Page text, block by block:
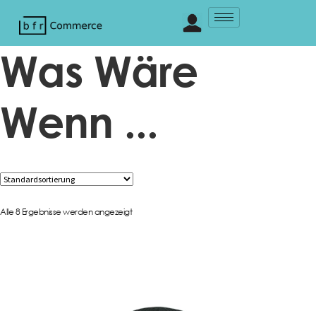
Was Wäre
Wenn ...
Alle 8 Ergebnisse werden angezeigt